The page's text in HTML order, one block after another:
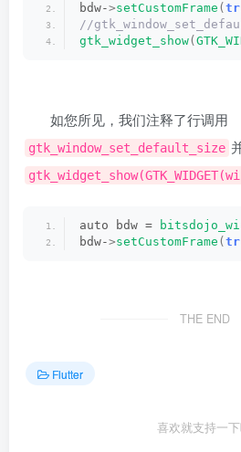
bdw->setCustomFrame (
//
gtk_widget_show(
如您所见，我们注释了行调用
gtk_window_set_default_size
auto bdw =
bdw->setCustomFrame (
THE END
Flutter
喜欢就支持一